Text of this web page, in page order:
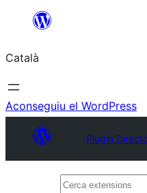
contingut
Català
Aconseguiu el WordPress
Plugin
Cerca